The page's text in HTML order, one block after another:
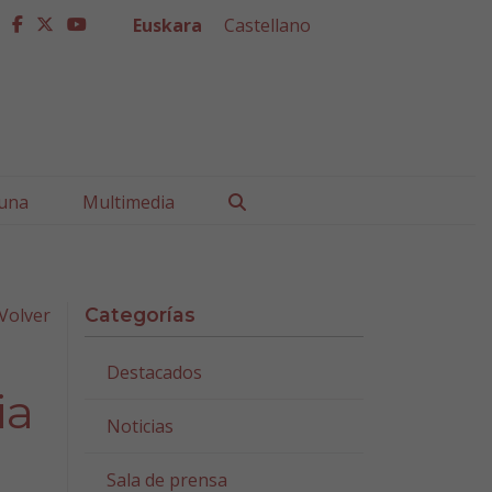
facebook
twitter
youtube
Euskara Castellano
Multimedia
Categorías
Destacados
Noticias
Sala de prensa